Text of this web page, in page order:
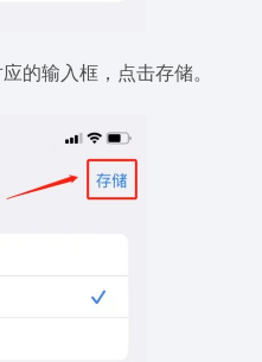
的输入框，点击存储。